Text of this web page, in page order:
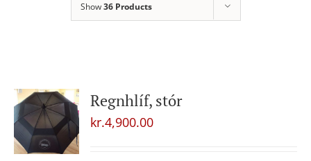
Show36 Products
Regnhlíf, stór
kr.4,900.00